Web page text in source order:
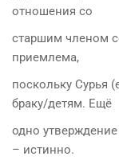
отношения со
старшим членом
приемлема,
поскольку Сурья
браку/детям. Ещё
одно
– истинно.